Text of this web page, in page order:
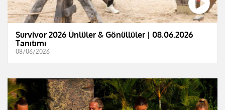
Survivor 2026 Ünlüler & Gönüllüler | 08.06.2026
Tanıtımı
08/06/2026